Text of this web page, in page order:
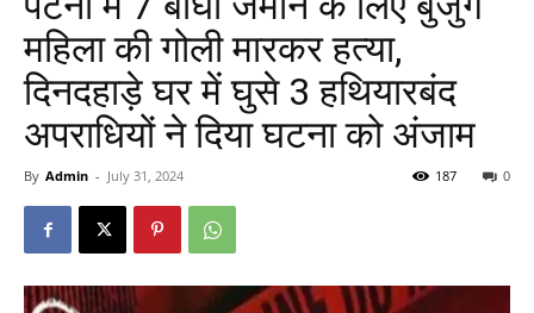
महिला की गोली मारकर हत्या,
दिनदहाड़े घर में घुसे 3 हथियारबंद
अपराधियों ने दिया घटना को अंजाम
By Admin - July 31, 2024 0
187